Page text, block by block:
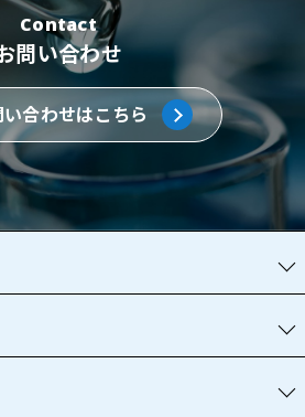
Contact
問い合わせ
い合わせはこちら